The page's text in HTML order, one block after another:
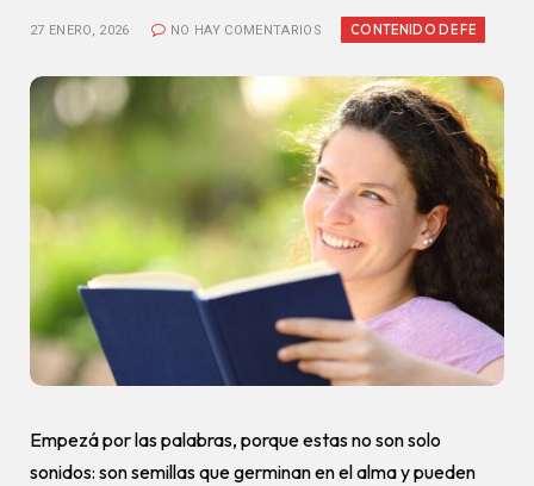
27 ENERO, 2026 NO HAY COMENTARIOS CONTENIDO DE FE
Empezá por las palabras, porque estas no son solo
sonidos: son semillas que germinan en el alma y pueden